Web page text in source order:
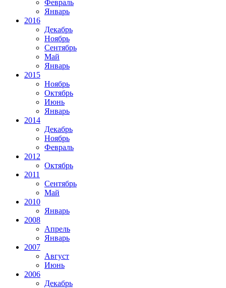
Февраль
Январь
2016
Декабрь
Ноябрь
Сентябрь
Май
Январь
2015
Ноябрь
Октябрь
Июнь
Январь
2014
Декабрь
Ноябрь
Февраль
2012
Октябрь
2011
Сентябрь
Май
2010
Январь
2008
Апрель
Январь
2007
Август
Июнь
2006
Декабрь